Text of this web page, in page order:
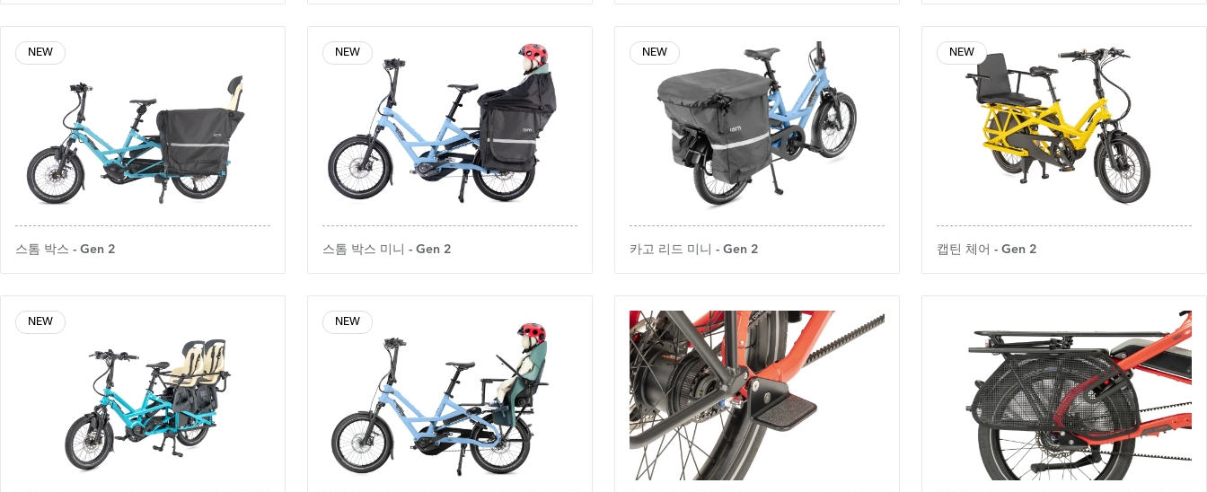
NEW
스톰 박스 - Gen 2
NEW
스톰 박스 미니 - Gen 2
NEW
카고 리드 미니 - Gen 2
NEW
캡틴 체어 - Gen 2
NEW NEW